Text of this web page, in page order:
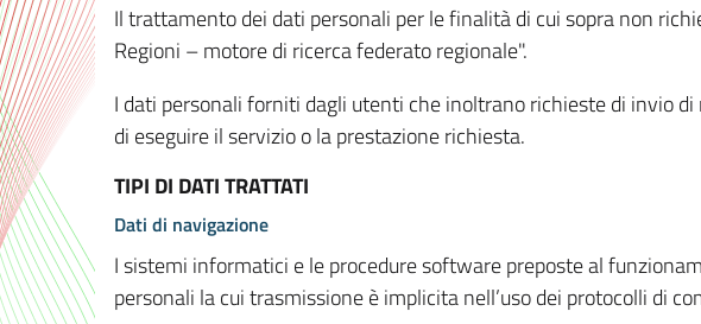
Il trattamento dei dati personali per le finalità di cui sopra non
Regioni – motore di ricerca federato regionale".
I dati personali forniti dagli utenti che inoltrano richieste di invio
di eseguire il servizio o la prestazione richiesta.
TIPI DI DATI TRATTATI
Dati di navigazione
I sistemi informatici e le procedure software preposte al
personali la cui trasmissione è implicita nell’uso dei protocolli di